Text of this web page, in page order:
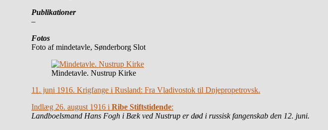
Publikationer
–
Fotos
Foto af mindetavle, Sønderborg Slot
Mindetavle. Nustrup Kirke
11. juni 1916. Krigfange i Rusland: Fra Vladivostok til Dnjepropetrovsk.
Indlæg 26. august 1916 i Ribe Stiftstidende:
Landboelsmand Hans Fogh i Bæk ved Nustrup er død i russisk fangenskab den 12. juni.